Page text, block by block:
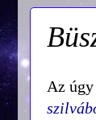
Az